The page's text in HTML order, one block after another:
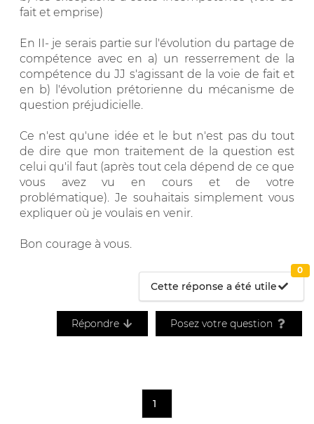
fait et emprise)
En II- je serais partie sur l'évolution du partage de
compétence avec en a) un resserrement de la
compétence du JJ s'agissant de la voie de fait et
en b) l'évolution prétorienne du mécanisme de
question préjudicielle.
Ce n'est qu'une idée et le but n'est pas du tout
de dire que mon traitement de la question est
celui qu'il faut (après tout cela dépend de ce que
vous avez vu en cours et de votre
problématique). Je souhaitais simplement vous
expliquer où je voulais en venir.
Bon courage à vous.
Cette réponse a été utile
0
Répondre Posez votre question
1